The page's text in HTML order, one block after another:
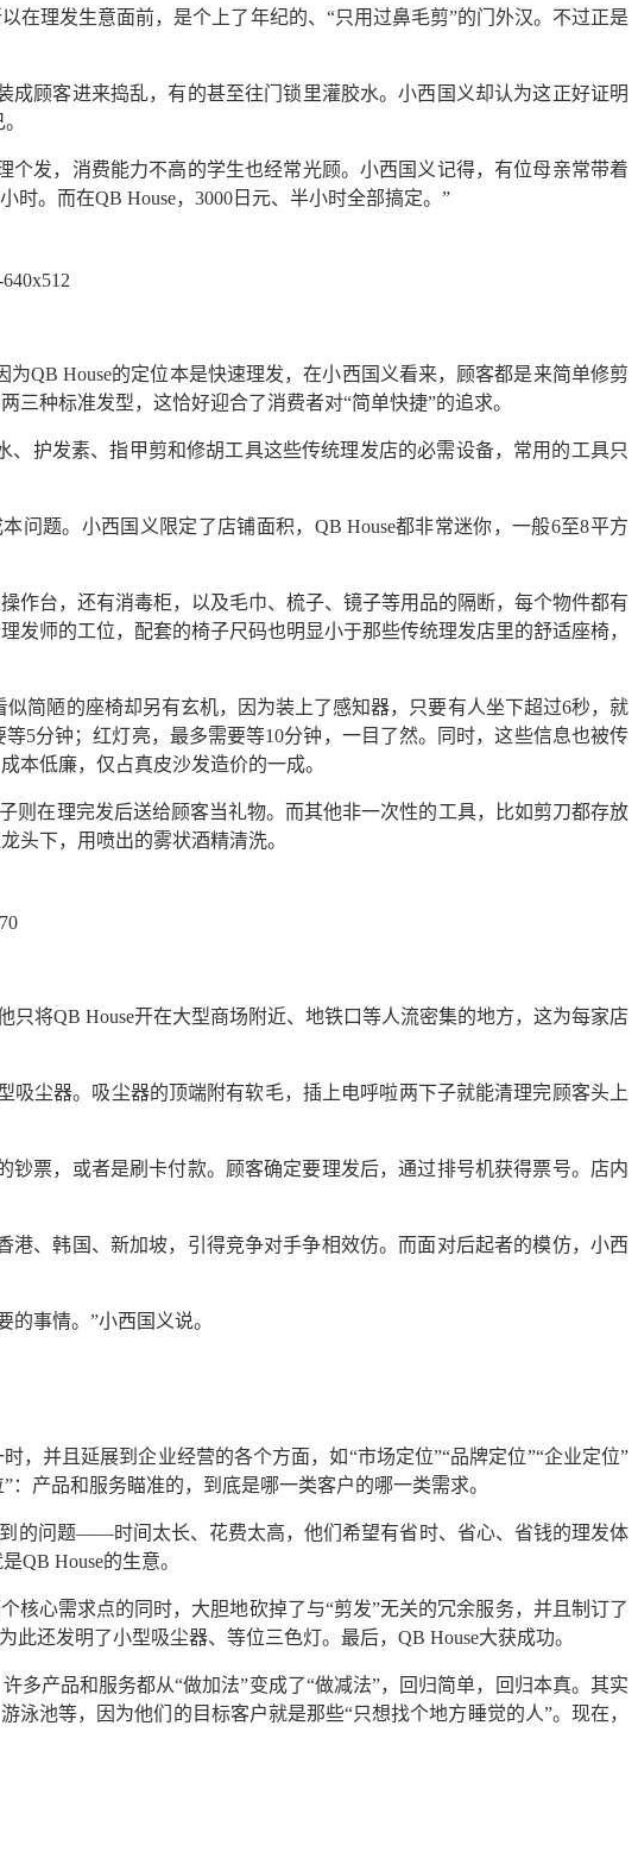
理发生意面前，是个上了年纪的、“只用过鼻毛剪”的门外汉。不过正是
顾客进来捣乱，有的甚至往门锁里灌胶水。小西国义却认为这正好证明
发，消费能力不高的学生也经常光顾。小西国义记得，有位母亲常带着
。而在QB House，3000日元、半小时全部搞定。”
QB House的定位本是快速理发，在小西国义看来，顾客都是来简单修剪
种标准发型，这恰好迎合了消费者对“简单快捷”的追求。
护发素、指甲剪和修胡工具这些传统理发店的必需设备，常用的工具只
问题。小西国义限定了店铺面积，QB House都非常迷你，一般6至8平方
作台，还有消毒柜，以及毛巾、梳子、镜子等用品的隔断，每个物件都有
师的工位，配套的椅子尺码也明显小于那些传统理发店里的舒适座椅，
简陋的座椅却另有玄机，因为装上了感知器，只要有人坐下超过6秒，就
5分钟；红灯亮，最多需要等10分钟，一目了然。同时，这些信息也被传
本低廉，仅占真皮沙发造价的一成。
则在理完发后送给顾客当礼物。而其他非一次性的工具，比如剪刀都存放
头下，用喷出的雾状酒精清洗。
将QB House开在大型商场附近、地铁口等人流密集的地方，这为每家店
尘器。吸尘器的顶端附有软毛，插上电呼啦两下子就能清理完顾客头上
钞票，或者是刷卡付款。顾客确定要理发后，通过排号机获得票号。店内
港、韩国、新加坡，引得竞争对手争相效仿。而面对后起者的模仿，小西
事情。”小西国义说。
，并且延展到企业经营的各个方面，如“市场定位”“品牌定位”“企业定位”
产品和服务瞄准的，到底是哪一类客户的哪一类需求。
的问题——时间太长、花费太高，他们希望有省时、省心、省钱的理发体
QB House的生意。
核心需求点的同时，大胆地砍掉了与“剪发”无关的冗余服务，并且制订了
还发明了小型吸尘器、等位三色灯。最后，QB House大获成功。
产品和服务都从“做加法”变成了“做减法”，回归简单，回归本真。其实
池等，因为他们的目标客户就是那些“只想找个地方睡觉的人”。现在，